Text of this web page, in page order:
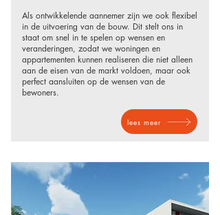
Als ontwikkelende aannemer zijn we ook flexibel
in de uitvoering van de bouw. Dit stelt ons in
staat om snel in te spelen op wensen en
veranderingen, zodat we woningen en
appartementen kunnen realiseren die niet alleen
aan de eisen van de markt voldoen, maar ook
perfect aansluiten op de wensen van de
bewoners.
lees meer